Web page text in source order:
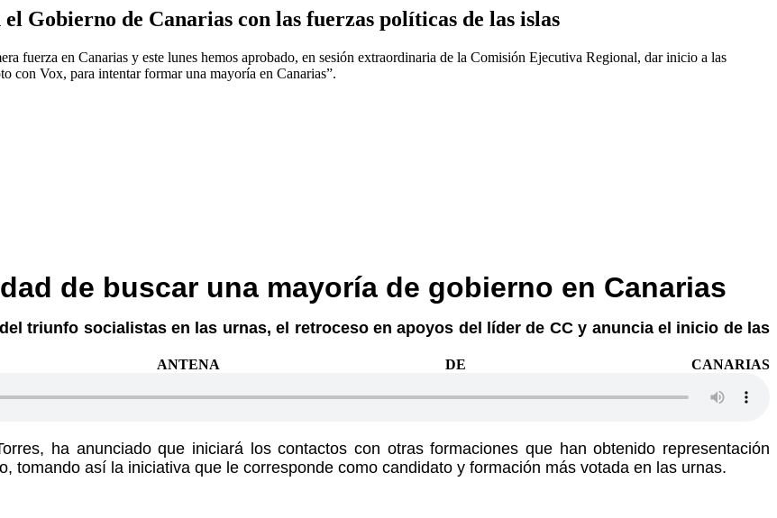
Gobierno de Canarias con las fuerzas políticas de las islas
fuerza en Canarias y este lunes hemos aprobado, en sesión extraordinaria de la Comisión Ejecutiva Regional, dar inicio a las
con Vox, para intentar formar una mayoría en Canarias”.
de buscar una mayoría de gobierno en Canarias
triunfo socialistas en las urnas, el retroceso en apoyos del líder de CC y anuncia el inicio de las
ANTENA DE CANARIAS
ha anunciado que iniciará los contactos con otras formaciones que han obtenido representación
tomando así la iniciativa que le corresponde como candidato y formación más votada en las urnas.